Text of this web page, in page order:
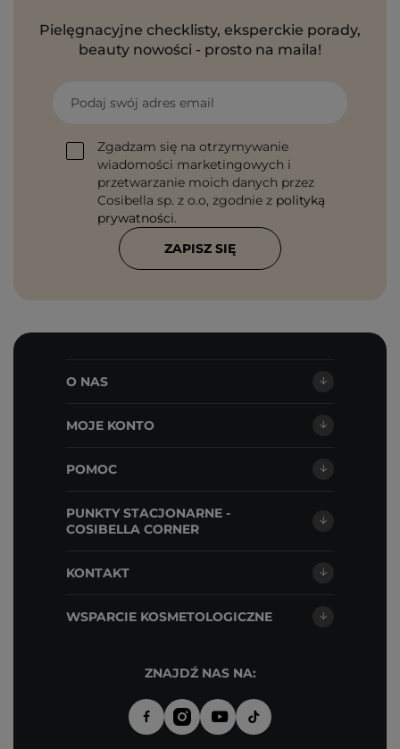
Pielęgnacyjne checklisty, eksperckie porady,
beauty nowości - prosto na maila!
Podaj swój adres email
Zgadzam się na otrzymywanie
wiadomości marketingowych i
przetwarzanie moich danych przez
Cosibella sp. z o.o, zgodnie z polityką
prywatności.
ZAPISZ SIĘ
O NAS
MOJE KONTO
POMOC
PUNKTY STACJONARNE -
COSIBELLA CORNER
KONTAKT
WSPARCIE KOSMETOLOGICZNE
ZNAJDŹ NAS NA: